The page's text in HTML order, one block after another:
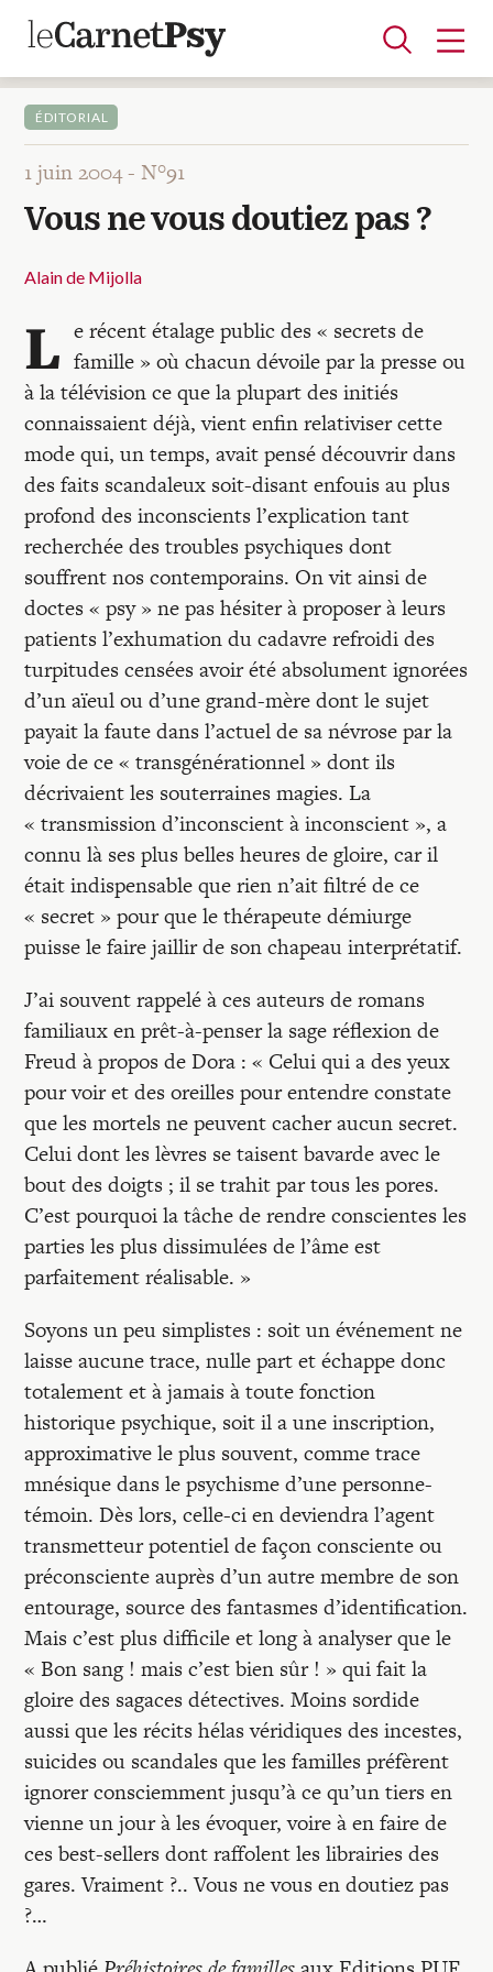
Articles
A la une
Adolescence
Dispositif
Enfance
Périnatalité
Psychanalyse
Psychopathologie
Soin
Auteurs
Blocs-notes
Recherches
Entretiens
Revues
Colloque
Mon panier
Mon compte
ÉDITORIAL
1 juin 2004 -N°91
Vous ne vous doutiez pas ?
Alain de Mijolla
L e récent étalage public des « secrets de
famille » où chacun dévoile par la presse ou
à la télévision ce que la plupart des initiés
connaissaient déjà, vient enfin relativiser cette
mode qui, un temps, avait pensé découvrir dans
des faits scandaleux soit-disant enfouis au plus
profond des inconscients l’explication tant
recherchée des troubles psychiques dont
souffrent nos contemporains. On vit ainsi de
doctes « psy » ne pas hésiter à proposer à leurs
patients l’exhumation du cadavre refroidi des
turpitudes censées avoir été absolument ignorées
d’un aïeul ou d’une grand-mère dont le sujet
payait la faute dans l’actuel de sa névrose par la
voie de ce « transgénérationnel » dont ils
décrivaient les souterraines magies. La
« transmission d’inconscient à inconscient », a
connu là ses plus belles heures de gloire, car il
était indispensable que rien n’ait filtré de ce
« secret » pour que le thérapeute démiurge
puisse le faire jaillir de son chapeau interprétatif.
J’ai souvent rappelé à ces auteurs de romans
familiaux en prêt-à-penser la sage réflexion de
Freud à propos de Dora : « Celui qui a des yeux
pour voir et des oreilles pour entendre constate
que les mortels ne peuvent cacher aucun secret.
Celui dont les lèvres se taisent bavarde avec le
bout des doigts ; il se trahit par tous les pores.
C’est pourquoi la tâche de rendre conscientes les
parties les plus dissimulées de l’âme est
parfaitement réalisable. »
Soyons un peu simplistes : soit un événement ne
laisse aucune trace, nulle part et échappe donc
totalement et à jamais à toute fonction
historique psychique, soit il a une inscription,
approximative le plus souvent, comme trace
mnésique dans le psychisme d’une personne-
témoin. Dès lors, celle-ci en deviendra l’agent
transmetteur potentiel de façon consciente ou
préconsciente auprès d’un autre membre de son
entourage, source des fantasmes d’identification.
Mais c’est plus difficile et long à analyser que le
« Bon sang ! mais c’est bien sûr ! » qui fait la
gloire des sagaces détectives. Moins sordide
aussi que les récits hélas véridiques des incestes,
suicides ou scandales que les familles préfèrent
ignorer consciemment jusqu’à ce qu’un tiers en
vienne un jour à les évoquer, voire à en faire de
ces best-sellers dont raffolent les librairies des
gares. Vraiment ?.. Vous ne vous en doutiez pas
?…